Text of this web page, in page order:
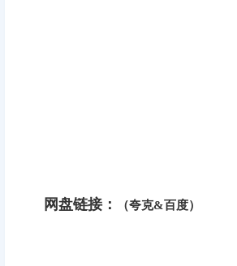
网盘链接： （夸克&百度）